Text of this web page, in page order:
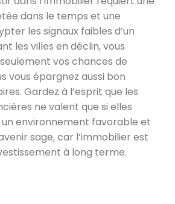
dans le temps et une
les signaux faibles d’un
les villes en déclin, vous
vos chances de
vous épargnez aussi bon
Gardez à l’esprit que les
ne valent que si elles
environnement favorable et
sage, car l’immobilier est
à long terme.